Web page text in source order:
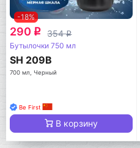
-18%
290 q 354q
Бутылочки 750 мл
SH 209B
700 мл, Черный
Be First
В корзину